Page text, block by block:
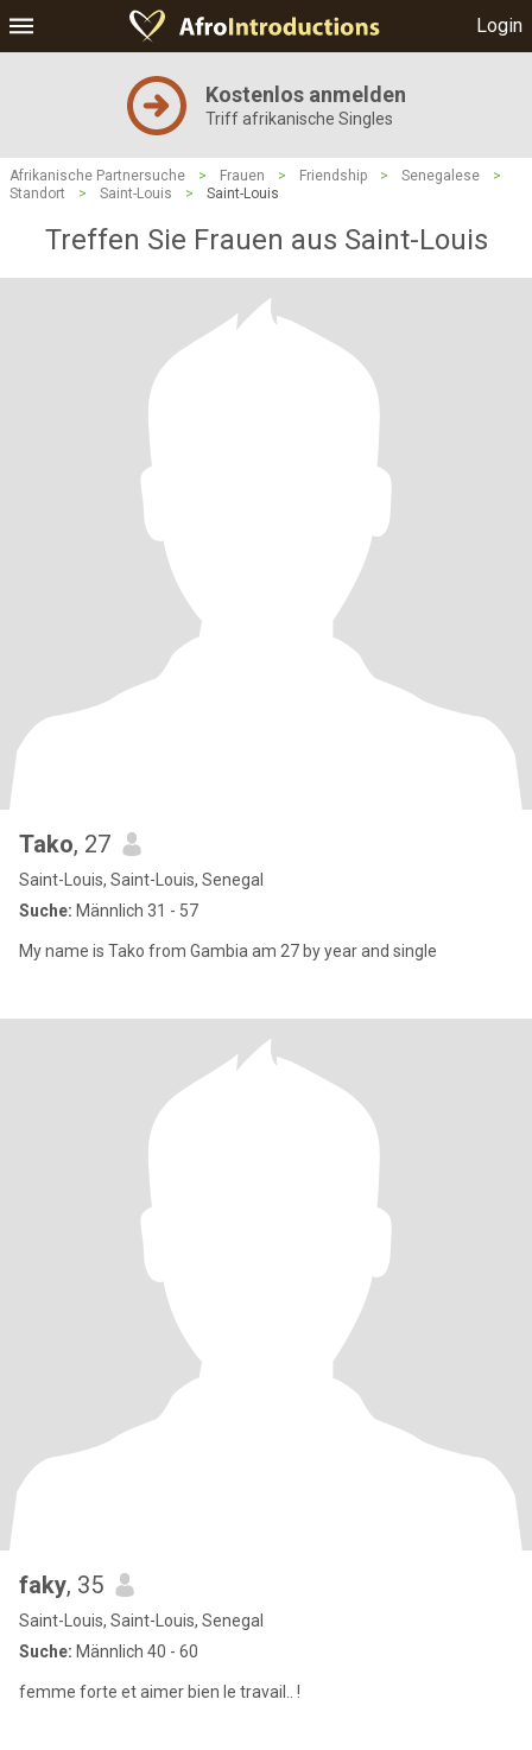
Login
Kostenlos anmelden
Triff afrikanische Singles
Afrikanische Partnersuche > Frauen > Friendship > Senegalese
>
Standort
> Saint-Louis > Saint-Louis
Treffen Sie Frauen aus Saint-Louis
Tako, 27
Saint-Louis, Saint-Louis, Senegal
Suche: Männlich 31 - 57
My name is Tako from Gambia am 27 by year and single
faky, 35
Saint-Louis, Saint-Louis, Senegal
Suche: Männlich 40 - 60
femme forte et aimer bien le travail.. !